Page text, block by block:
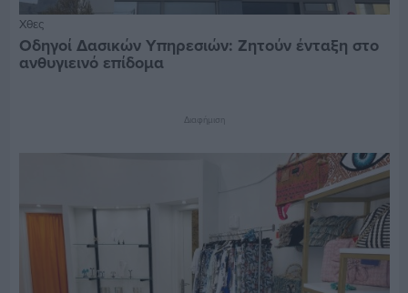
Χθες
Οδηγοί Δασικών Υπηρεσιών: Ζητούν ένταξη στο
ανθυγιεινό επίδομα
Διαφήμιση